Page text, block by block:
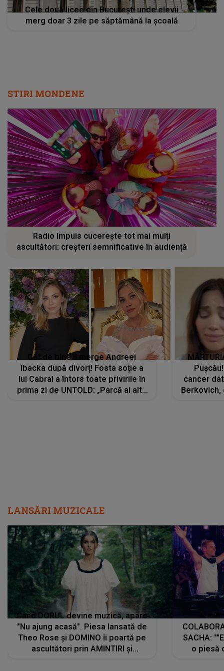
Cele două licee din București unde elevii
merg doar 3 zile pe săptămână la școală
STIRI MONDENE
Radio Impuls cucerește tot mai mulți
ascultători: creșteri semnificative în audiență
Cât de bine îi merge Andreei
Ibacka după divorț! Fosta soție a
lui Cabral a întors toate privirile în
prima zi de UNTOLD: „Parcă ai altă
cancer
Berkovich,
LANSĂRI MUZICALE
Când DORUL devine muzică, apare
"Nu ajung acasă". Piesa lansată de
Theo Rose și DOMINO îi poartă pe
ascultători prin AMINTIRI și
SACHA:
o piesă